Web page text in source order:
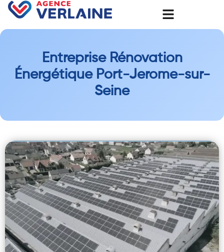
Entreprise Rénovation
Énergétique Port-Jerome-sur-
Seine